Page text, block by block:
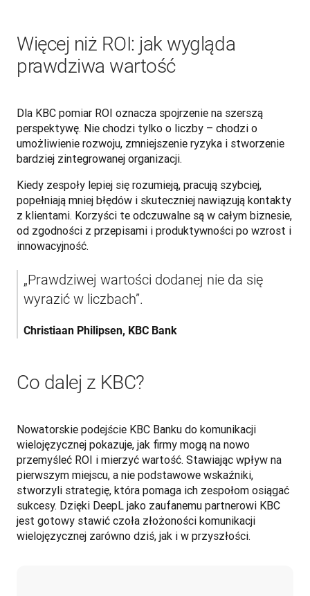
Więcej niż ROI: jak wygląda
prawdziwa wartość
Dla KBC pomiar ROI oznacza spojrzenie na szerszą
perspektywę. Nie chodzi tylko o liczby – chodzi o
umożliwienie rozwoju, zmniejszenie ryzyka i stworzenie
bardziej zintegrowanej organizacji.
Kiedy zespoły lepiej się rozumieją, pracują szybciej,
popełniają mniej błędów i skuteczniej nawiązują kontakty
z klientami. Korzyści te odczuwalne są w całym biznesie,
od zgodności z przepisami i produktywności po wzrost i
innowacyjność.
„Prawdziwej wartości dodanej nie da się
Christiaan Philipsen, KBC Bank
Co dalej z KBC?
Nowatorskie podejście KBC Banku do komunikacji
wielojęzycznej pokazuje, jak firmy mogą na nowo
przemyśleć ROI i mierzyć wartość. Stawiając wpływ na
pierwszym miejscu, a nie podstawowe wskaźniki,
stworzyli strategię, która pomaga ich zespołom osiągać
sukcesy. Dzięki DeepL jako zaufanemu partnerowi KBC
jest gotowy stawić czoła złożoności komunikacji
wielojęzycznej zarówno dziś, jak i w przyszłości.